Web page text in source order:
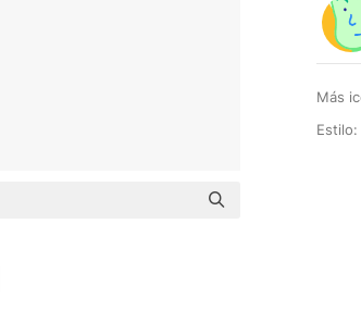
Más
Estilo: